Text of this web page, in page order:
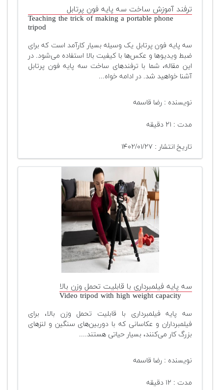
تجهیزات
افزودن
محصول
ترفند آموزش ساخت سه پایه فون پرتابل
Teaching the trick of making a portable phone
tripod
سه پایه فون پرتابل یک وسیله بسیار کارآمد است که برای
ضبط ویدیوها و عکس‌ها با کیفیت بالا استفاده می‌شود. در
این مقاله، شما با ترفندهای ساخت سه پایه فون پرتابل
آشنا خواهید شد. در ادامه خواه...
نویسنده : رضا قاسمه
مدت : ۲۱ دقیقه
تاریخ انتشار : ۱۴۰۲/۰۱/۲۷
سه پایه فیلمبرداری با قابلیت تحمل وزن بالا
Video tripod with high weight capacity
سه پایه فیلمبرداری با قابلیت تحمل وزن بالا، برای
فیلمبرداران و عکاسانی که با دوربین‌های سنگین و لنز‌های
بزرگ کار می‌کنند، بسیار حیاتی هستند....
نویسنده : رضا قاسمه
مدت : ۱۲ دقیقه